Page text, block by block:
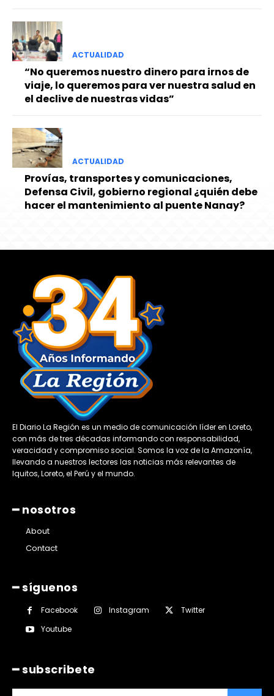
ACTUALIDAD
“No queremos nuestro dinero para irnos de
viaje, lo queremos para ver nuestra salud en
el declive de nuestras vidas”
ACTUALIDAD
Provías, transportes y comunicaciones,
Defensa Civil, gobierno regional ¿quién debe
hacer el mantenimiento al puente Nanay?
El Diario La Región es un medio de comunicación líder en Loreto,
con más de tres décadas informando con responsabilidad,
veracidad y compromiso social. Somos la voz de la Amazonía,
llevando a nuestros lectores las noticias más relevantes de
Iquitos, Loreto, el Perú y el mundo.
━ nosotros
About
Contact
━ síguenos
Facebook Instagram
Twitter
Youtube
━ subscribete